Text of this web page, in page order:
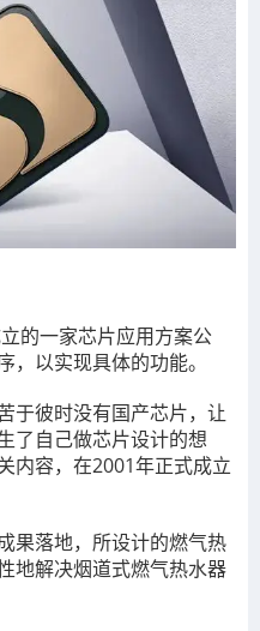
的一家芯片应用方案公
，以实现具体的功能。
于彼时没有国产芯片，让
了自己做芯片设计的想
内容，在2001年正式成立
果落地，所设计的燃气热
地解决烟道式燃气热水器